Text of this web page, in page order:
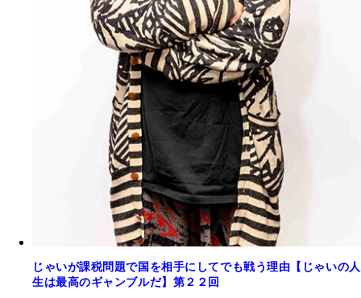
じゃいが課税問題で国を相手にしてでも戦う理由【じゃいの人
生は最高のギャンブルだ】第２２回